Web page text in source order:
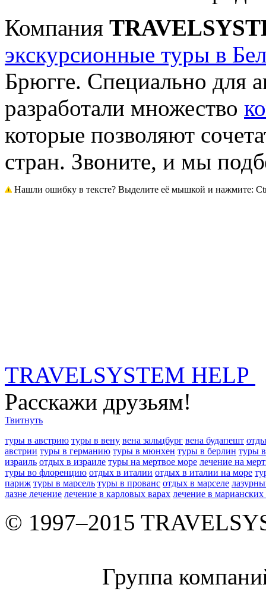
Компания
экскурсионные туры в
Брюгге. Специально для
разработали множество
которые позволяют
стран. Звоните, и мы
Нашли ошибку в тексте? Выделите её мышкой и нажмите:
TRAVELSYSTEM HELP
Расскажи друзьям!
Твитнуть
туры в австрию туры в вену вена зальцбург вена будапешт
австрии туры в германию туры в мюнхен туры в берлин туры
израиль отдых в израиле туры на мертвое море лечение на
туры во флоренцию отдых в италии отдых в италии на море
париж туры в марсель туры в прованс отдых в марселе
лазне лечение лечение в карловых варах лечение в марианских
© 1997–2015
Группа